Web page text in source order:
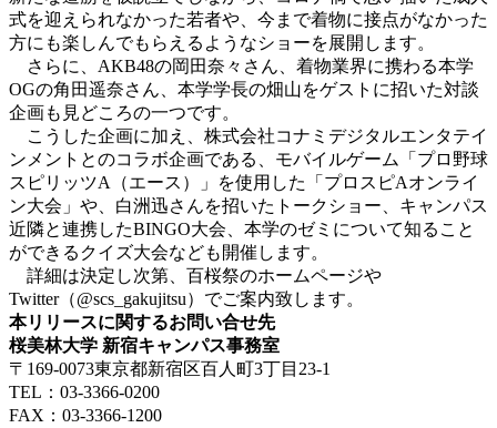
式を迎えられなかった若者や、今まで着物に接点がなかった
方にも楽しんでもらえるようなショーを展開します。
さらに、AKB48の岡田奈々さん、着物業界に携わる本学
OGの角田遥奈さん、本学学長の畑山をゲストに招いた対談
企画も見どころの一つです。
こうした企画に加え、株式会社コナミデジタルエンタテイ
ンメントとのコラボ企画である、モバイルゲーム「プロ野球
スピリッツA（エース）」を使用した「プロスピAオンライ
ン大会」や、白洲迅さんを招いたトークショー、キャンパス
近隣と連携したBINGO大会、本学のゼミについて知ること
ができるクイズ大会なども開催します。
詳細は決定し次第、百桜祭のホームページや
Twitter（@scs_gakujitsu）でご案内致します。
本リリースに関するお問い合せ先
桜美林大学 新宿キャンパス事務室
〒169-0073東京都新宿区百人町3丁目23-1
TEL：03-3366-0200
FAX：03-3366-1200